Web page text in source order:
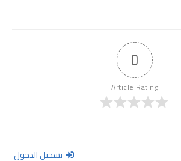
0
Article Rating
تسجيل الدخول